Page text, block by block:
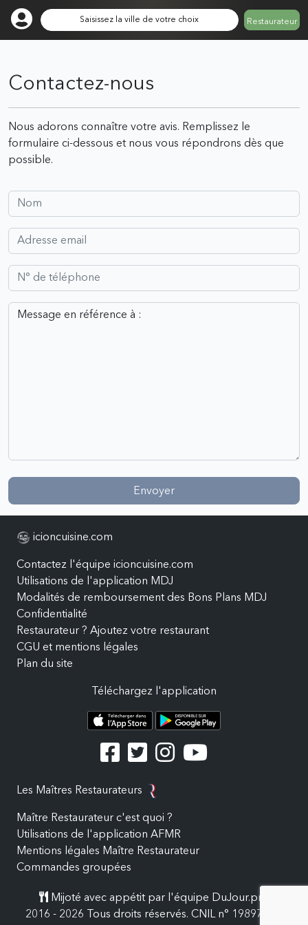
Saisissez la ville de votre choix Restaurateur
Contactez-nous
Nous adorons connaître votre avis. Remplissez le
formulaire ci-dessous et nous vous répondrons dès que
possible.
Envoyer
icioncuisine.com
Contactez l'équipe icioncuisine.com
Utilisations de l'application MDJ
Modalités de remboursement des Bons Plans MDJ
Confidentialité
Restaurateur ? Ajoutez votre restaurant
CGU et mentions légales
Plan du site
Téléchargez l'application
Les Maîtres Restaurateurs
Maître Restaurateur c'est quoi ?
Utilisations de l'application AFMR
Mentions légales Maître Restaurateur
Commandes groupées
Mijoté avec appétit par l'équipe DuJour.pro
2016 - 2026 Tous droits réservés. CNIL n° 19897557.